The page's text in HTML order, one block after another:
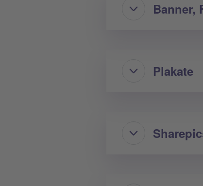
Banner,
Plakate